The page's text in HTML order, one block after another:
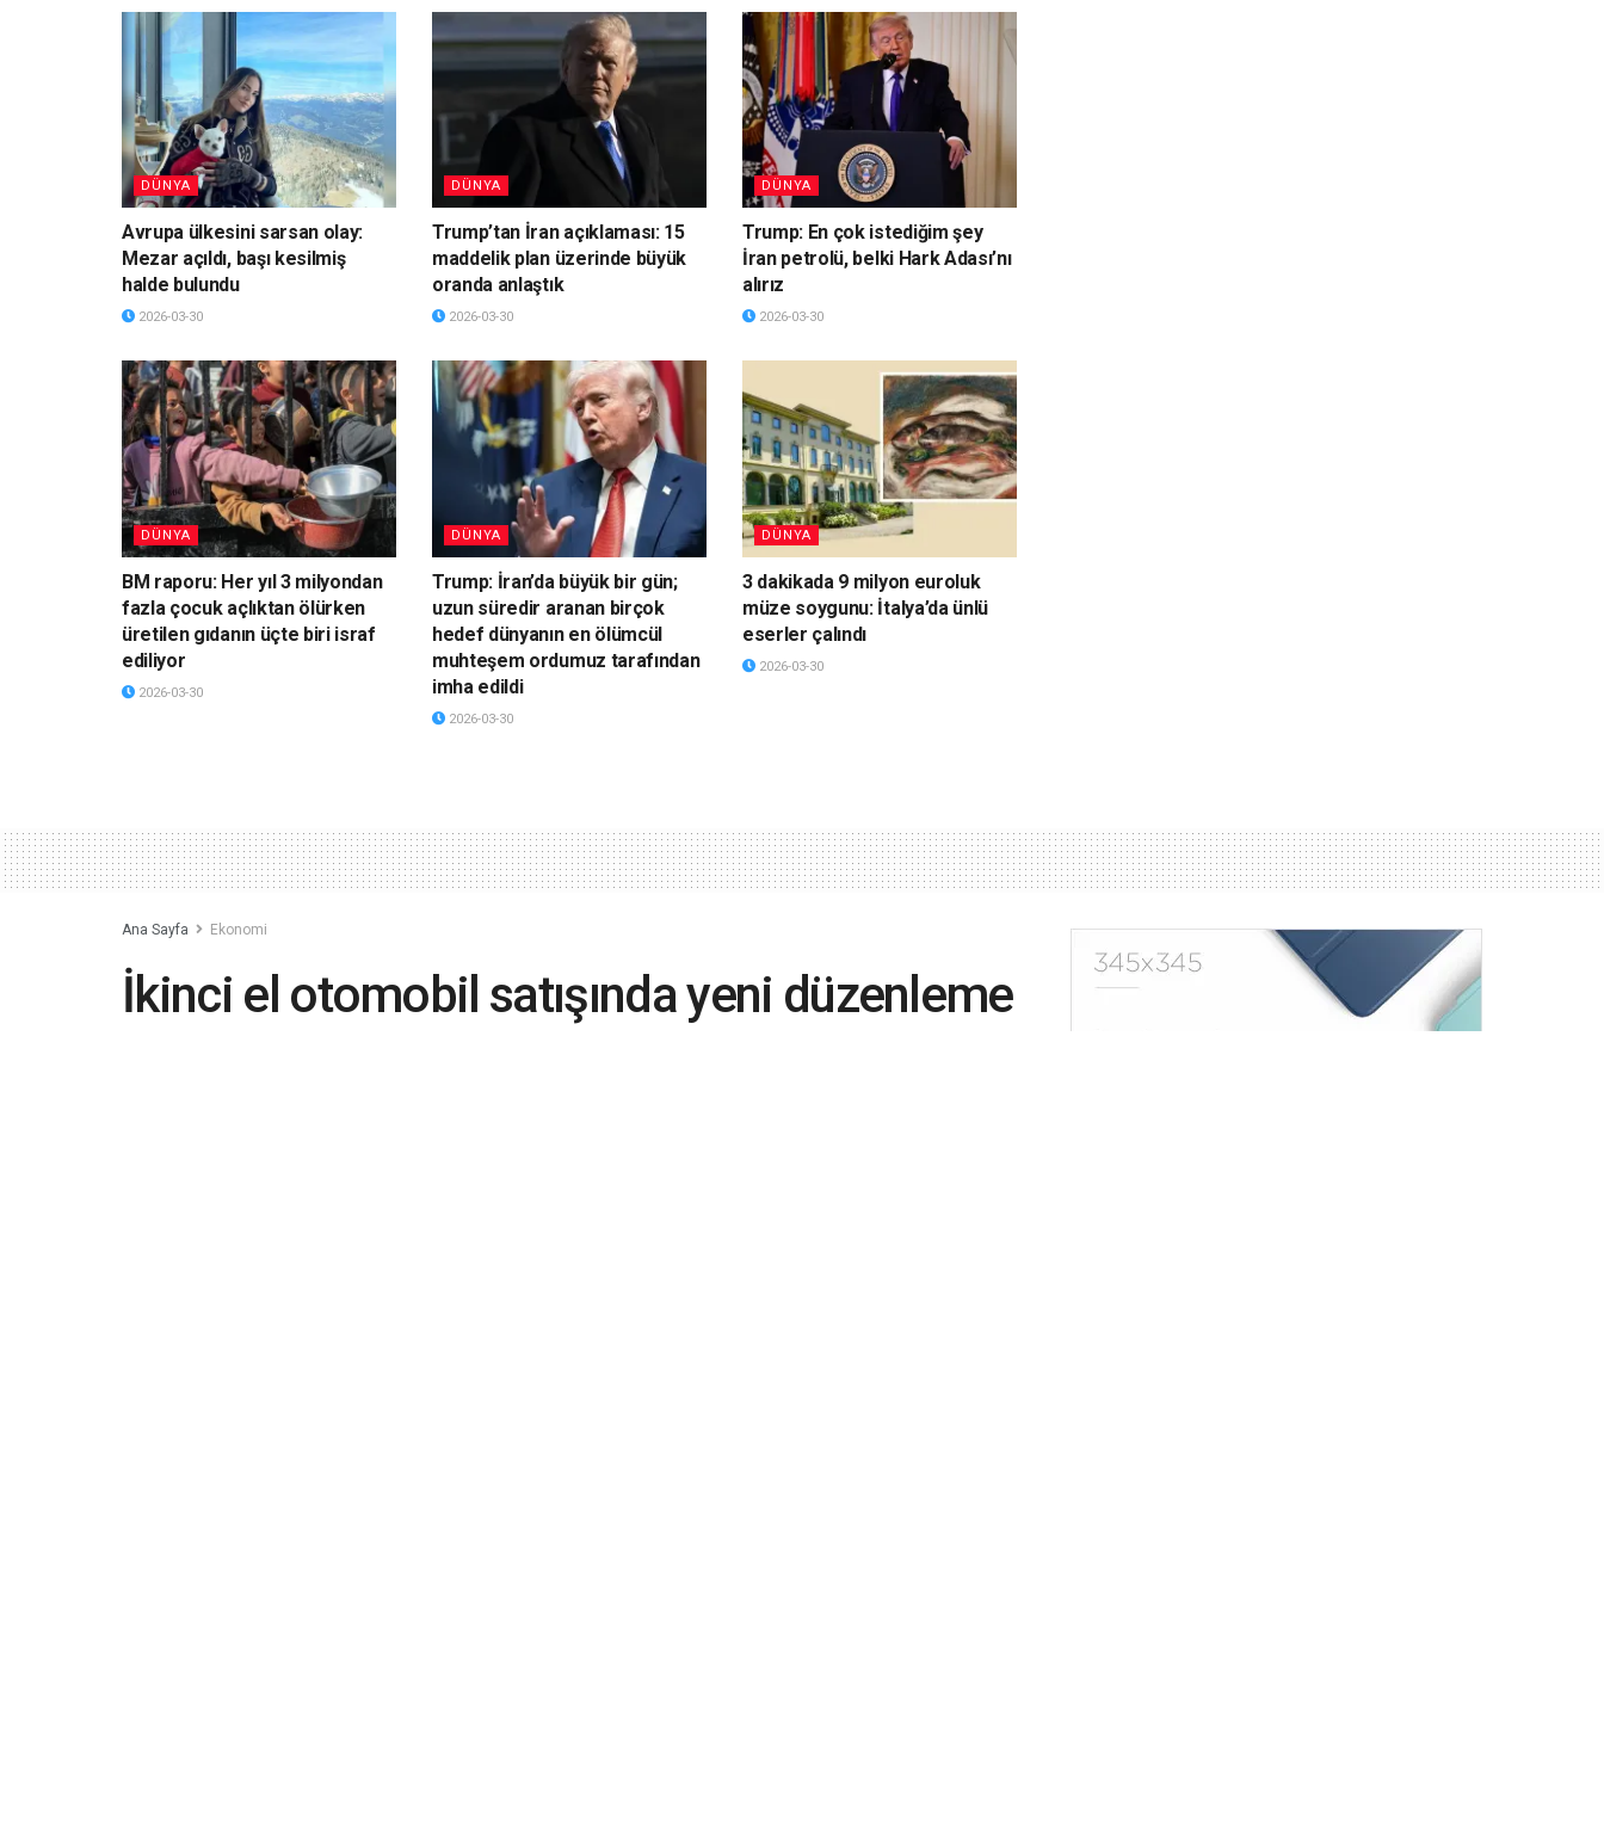
DÜNYA
Avrupa ülkesini sarsan olay:
Mezar açıldı, başı kesilmiş
halde bulundu
2026-03-30
DÜNYA
Trump’tan İran açıklaması: 15
maddelik plan üzerinde büyük
oranda anlaştık
2026-03-30
DÜNYA
Trump: En çok istediğim şey
İran petrolü, belki Hark Adası’nı
alırız
2026-03-30
DÜNYA
BM raporu: Her yıl 3 milyondan
fazla çocuk açlıktan ölürken
üretilen gıdanın üçte biri israf
ediliyor
2026-03-30
DÜNYA
Trump: İran’da büyük bir gün;
uzun süredir aranan birçok
hedef dünyanın en ölümcül
muhteşem ordumuz tarafından
imha edildi
2026-03-30
DÜNYA
3 dakikada 9 milyon euroluk
müze soygunu: İtalya’da ünlü
eserler çalındı
2026-03-30
Ana Sayfa Ekonomi
İkinci el otomobil satışında yeni düzenleme